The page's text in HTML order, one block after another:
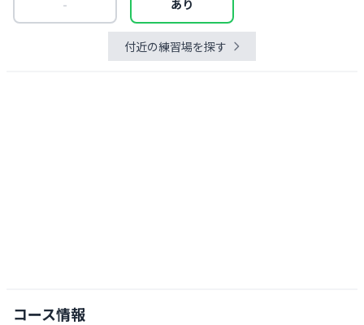
- あり
付近の練習場を探す
コース情報